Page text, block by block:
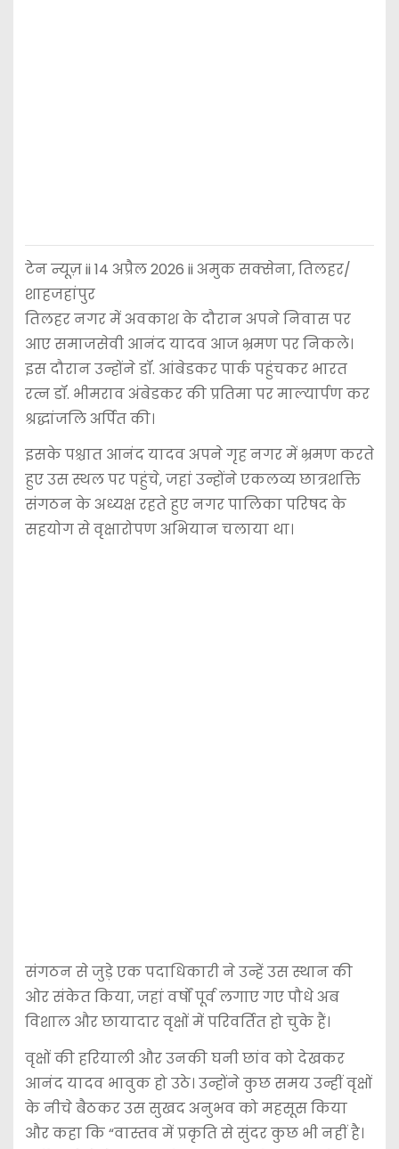
टेन न्यूज़ ii 14 अप्रैल 2026 ii अमुक सक्सेना, तिलहर/
शाहजहांपुर
तिलहर नगर में अवकाश के दौरान अपने निवास पर
आए समाजसेवी आनंद यादव आज भ्रमण पर निकले।
इस दौरान उन्होंने डॉ. आंबेडकर पार्क पहुंचकर भारत
रत्न डॉ. भीमराव अंबेडकर की प्रतिमा पर माल्यार्पण कर
श्रद्धांजलि अर्पित की।
इसके पश्चात आनंद यादव अपने गृह नगर में भ्रमण करते
हुए उस स्थल पर पहुंचे, जहां उन्होंने एकलव्य छात्रशक्ति
संगठन के अध्यक्ष रहते हुए नगर पालिका परिषद के
सहयोग से वृक्षारोपण अभियान चलाया था।
संगठन से जुड़े एक पदाधिकारी ने उन्हें उस स्थान की
ओर संकेत किया, जहां वर्षों पूर्व लगाए गए पौधे अब
विशाल और छायादार वृक्षों में परिवर्तित हो चुके हैं।
वृक्षों की हरियाली और उनकी घनी छांव को देखकर
आनंद यादव भावुक हो उठे। उन्होंने कुछ समय उन्हीं वृक्षों
के नीचे बैठकर उस सुखद अनुभव को महसूस किया
और कहा कि “वास्तव में प्रकृति से सुंदर कुछ भी नहीं है।